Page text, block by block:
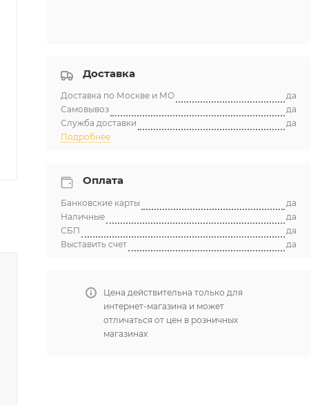
Доставка
Доставка по Москве и МО
да
Самовывоз
да
Служба доставки
да
Подробнее
Оплата
Банковские карты
да
Наличные
да
СБП
да
Выставить счет
да
Цена действительна только для
интернет-магазина и может
отличаться от цен в розничных
магазинах